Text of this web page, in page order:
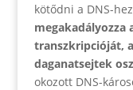
kötődni a DNS-
megakadályozza
transzkripcióját,
daganatsejtek
okozott DNS-